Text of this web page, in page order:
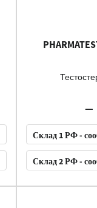
Склад 1 РФ -
Склад 2 РФ -